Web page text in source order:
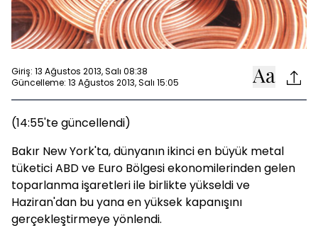
Giriş: 13 Ağustos 2013, Salı 08:38
Güncelleme: 13 Ağustos 2013, Salı 15:05
(14:55'te güncellendi)
Bakır New York'ta, dünyanın ikinci en büyük metal
tüketici ABD ve Euro Bölgesi ekonomilerinden gelen
toparlanma işaretleri ile birlikte yükseldi ve
Haziran'dan bu yana en yüksek kapanışını
gerçekleştirmeye yönlendi.